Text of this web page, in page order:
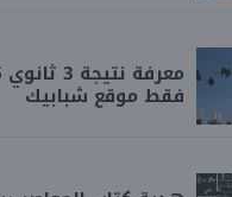
فقط موقع شبابيك